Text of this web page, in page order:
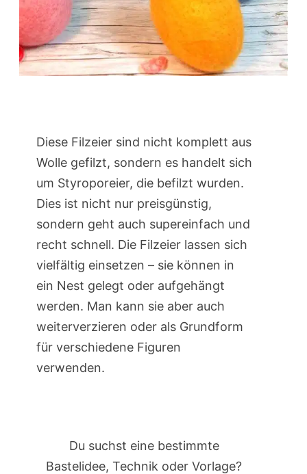
Diese Filzeier sind nicht komplett aus
Wolle gefilzt, sondern es handelt sich
um Styroporeier, die befilzt wurden.
Dies ist nicht nur preisgünstig,
sondern geht auch supereinfach und
recht schnell. Die Filzeier lassen sich
vielfältig einsetzen – sie können in
ein Nest gelegt oder aufgehängt
werden. Man kann sie aber auch
weiterverzieren oder als Grundform
für verschiedene Figuren
verwenden.
Du suchst eine bestimmte
Bastelidee, Technik oder Vorlage?